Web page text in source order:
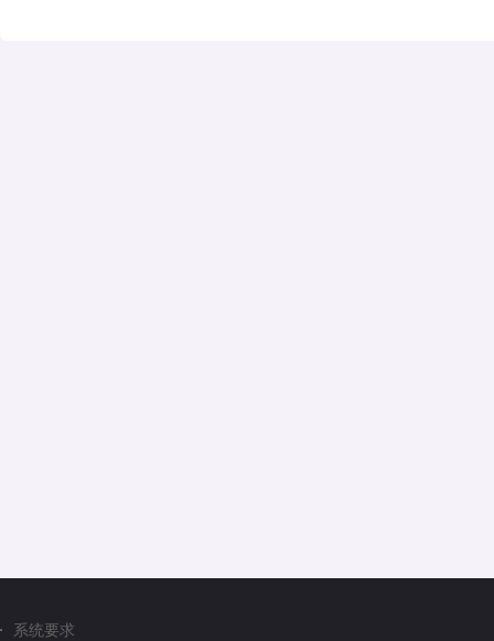
系统要求